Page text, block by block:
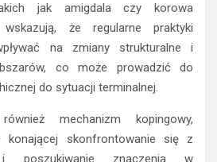
jak amigdala czy korowa
wskazują, że regularne praktyki
na zmiany strukturalne i
co może prowadzić do
do sytuacji terminalnej.
mechanizm kopingowy,
konającej skonfrontowanie się z
poszukiwanie znaczenia w